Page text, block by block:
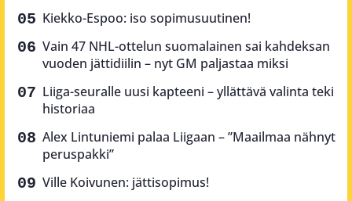
Kiekko-Espoo: iso sopimusuutinen!
Vain 47 NHL-ottelun suomalainen sai kahdeksan
vuoden jättidiilin – nyt GM paljastaa miksi
Liiga-seuralle uusi kapteeni – yllättävä valinta teki
historiaa
Alex Lintuniemi palaa Liigaan – ”Maailmaa nähnyt
peruspakki”
Ville Koivunen: jättisopimus!